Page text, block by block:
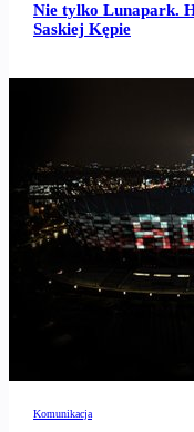
Nie tylko Lunapark.
Saskiej Kępie
Komunikacja